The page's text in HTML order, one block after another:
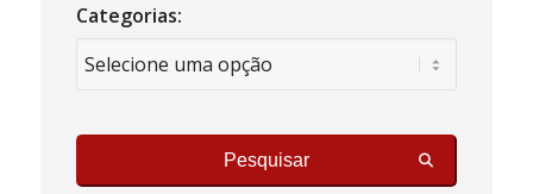
Categorias:
Pesquisar